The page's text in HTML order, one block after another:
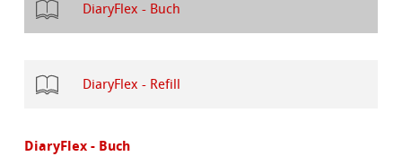
DiaryFlex - Buch
DiaryFlex - Refill
DiaryFlex - Buch